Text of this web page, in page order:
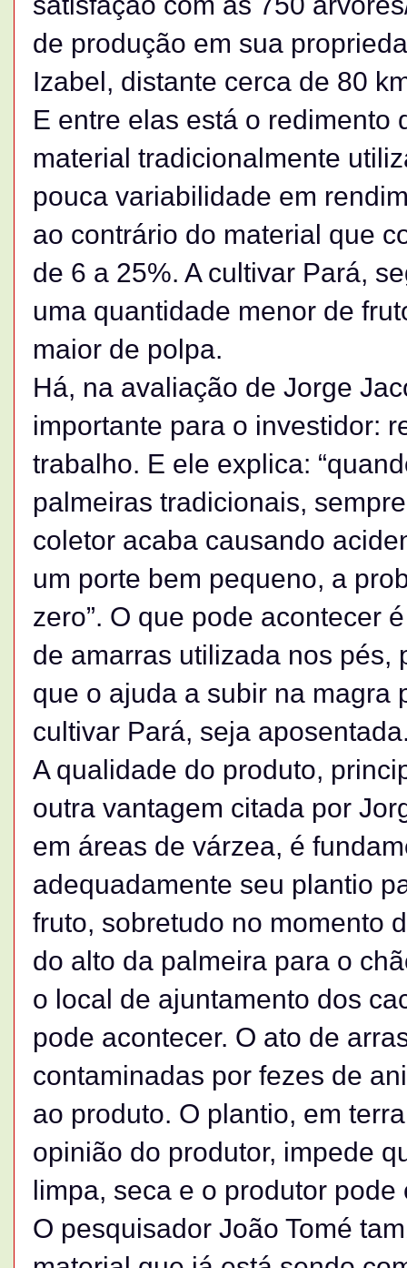
de produção em sua
Izabel, distante cerca de 80
E entre elas está o redimento
material tradicionalmente
pouca variabilidade em
ao contrário do material que
de 6 a 25%. A cultivar Pará,
uma quantidade menor de
maior de polpa.
Há, na avaliação de Jorge
importante para o investidor:
trabalho. E ele explica:
palmeiras tradicionais,
coletor acaba causando
um porte bem pequeno, a
zero”. O que pode acontecer
de amarras utilizada nos
que o ajuda a subir na magra
cultivar Pará, seja
A qualidade do produto,
outra vantagem citada por
em áreas de várzea, é
adequadamente seu plantio
fruto, sobretudo no momento
do alto da palmeira para o
o local de ajuntamento dos
pode acontecer. O ato de
contaminadas por fezes de
ao produto. O plantio, em
opinião do produtor, impede
limpa, seca e o produtor
O pesquisador João Tomé